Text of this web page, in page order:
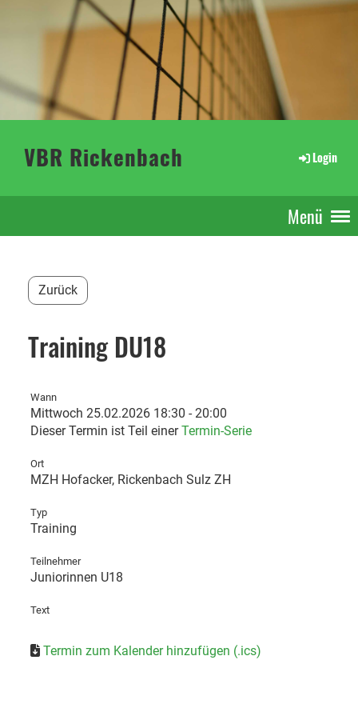
VBR Rickenbach Login
Menü
Zurück
Training DU18
Wann
Mittwoch 25.02.2026 18:30 - 20:00
Dieser Termin ist Teil einerTermin-Serie
Ort
MZH Hofacker, Rickenbach Sulz ZH
Typ
Training
Teilnehmer
Juniorinnen U18
Text
Termin zum Kalender hinzufügen (.ics)